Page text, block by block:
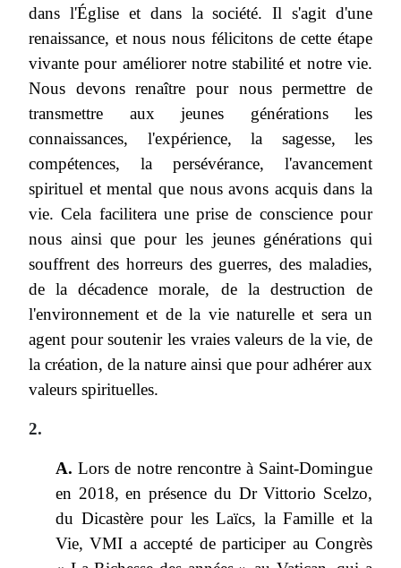
dans l'Église et dans la société. Il s'agit d'une
renaissance, et nous nous félicitons de cette étape
vivante pour améliorer notre stabilité et notre vie.
Nous devons renaître pour nous permettre de
transmettre aux jeunes générations les
connaissances, l'expérience, la sagesse, les
compétences, la persévérance, l'avancement
spirituel et mental que nous avons acquis dans la
vie. Cela facilitera une prise de conscience pour
nous ainsi que pour les jeunes générations qui
souffrent des horreurs des guerres, des maladies,
de la décadence morale, de la destruction de
l'environnement et de la vie naturelle et sera un
agent pour soutenir les vraies valeurs de la vie, de
la création, de la nature ainsi que pour adhérer aux
valeurs spirituelles.
2.
A. Lors de notre rencontre à Saint-Domingue
en 2018, en présence du Dr Vittorio Scelzo,
du Dicastère pour les Laïcs, la Famille et la
Vie, VMI a accepté de participer au Congrès